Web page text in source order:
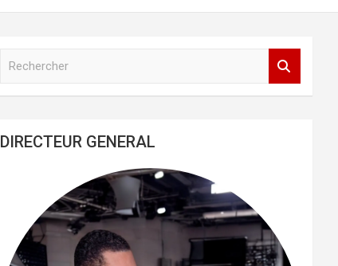
r
DIRECTEUR GENERAL